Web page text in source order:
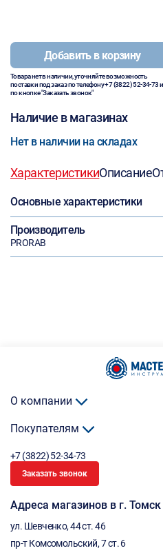
Добавить в корзину
Товара нет в наличии, уточняйте возможность
поставки под заказ по телефону+7 (3822) 52-34-73
по кнопке "Заказать звонок"
Наличие в магазинах
Нет в наличии на складах
ХарактеристикиОписание
Основные характеристики
Производитель
PRORAB
О компании
Покупателям
+7 (3822) 52-34-73
Заказать звонок
Адреса магазинов в г. Томск
ул. Шевченко, 44 ст. 46
пр-т Комсомольский, 7 ст. 6